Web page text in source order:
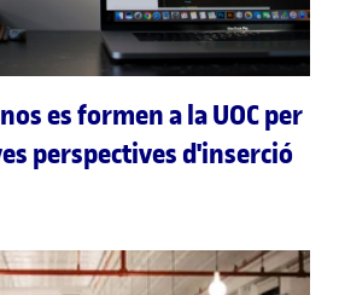
es formen a la UOC per
perspectives d'inserció